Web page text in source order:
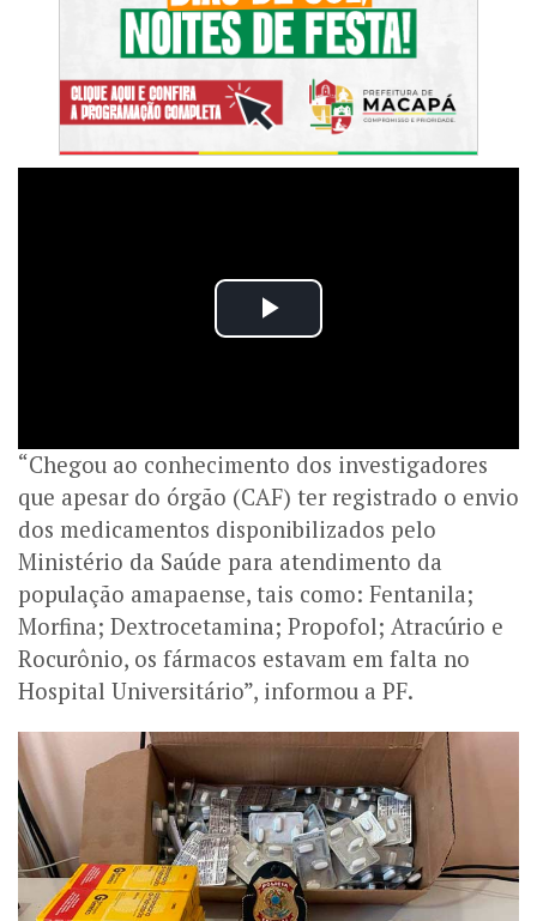
“Chegou ao conhecimento dos investigadores
que apesar do órgão (CAF) ter registrado o envio
dos medicamentos disponibilizados pelo
Ministério da Saúde para atendimento da
população amapaense, tais como: Fentanila;
Morfina; Dextrocetamina; Propofol; Atracúrio e
Rocurônio, os fármacos estavam em falta no
Hospital Universitário”, informou a PF.